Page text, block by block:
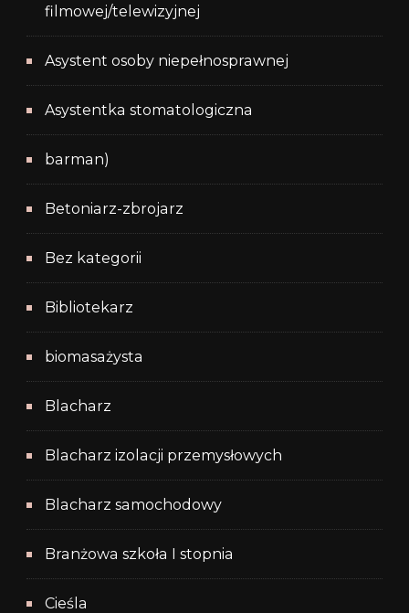
filmowej/telewizyjnej
Asystent osoby niepełnosprawnej
Asystentka stomatologiczna
barman)
Betoniarz-zbrojarz
Bez kategorii
Bibliotekarz
biomasażysta
Blacharz
Blacharz izolacji przemysłowych
Blacharz samochodowy
Branżowa szkoła I stopnia
Cieśla